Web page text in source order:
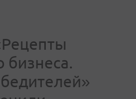
бизнеса.